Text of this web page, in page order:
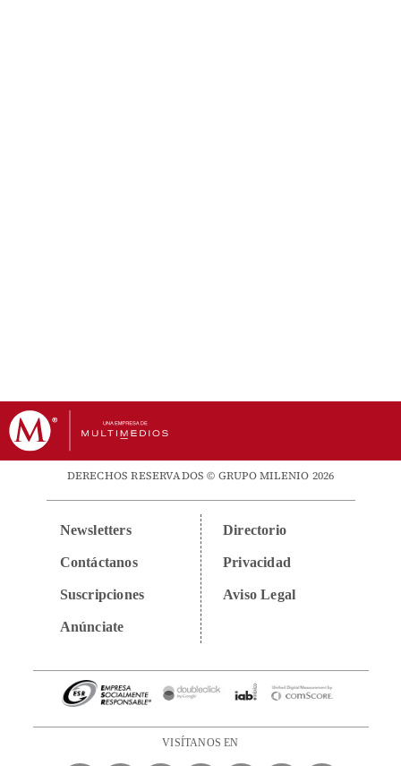
DERECHOS RESERVADOS © GRUPO MILENIO 2026
Newsletters
Contáctanos
Suscripciones
Anúnciate
Directorio
Privacidad
Aviso Legal
VISÍTANOS EN